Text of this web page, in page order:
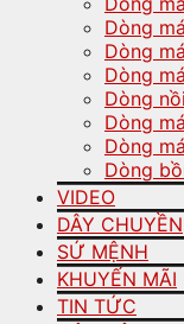
Dòng
Dòng
Dòng
Dòng
Dòng
Dòng
Dòng
VIDEO
DÂY CHUYỀN
SỨ MỆNH
KHUYẾN MÃI
TIN TỨC